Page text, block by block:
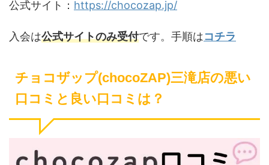
公式サイト： https://chocozap.jp/
入会は公式サイトのみ受付です。手順はコチラ
チョコザップ(chocoZAP)三滝店の悪い
口コミと良い口コミは？